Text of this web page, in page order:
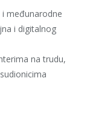
međunarodne
i digitalnog
na trudu,